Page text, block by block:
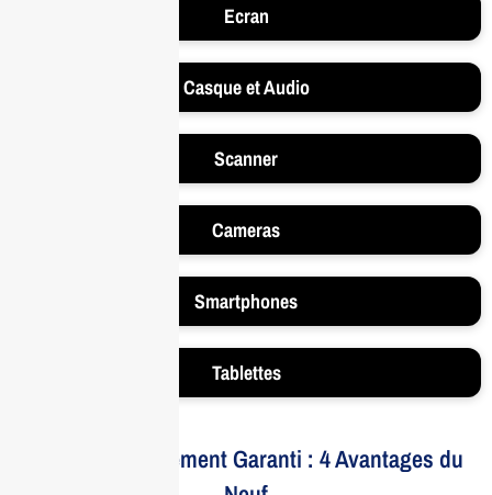
Ecran
Casque et Audio
Scanner
Cameras
Smartphones
Tablettes
Votre Investissement Garanti : 4 Avantages du